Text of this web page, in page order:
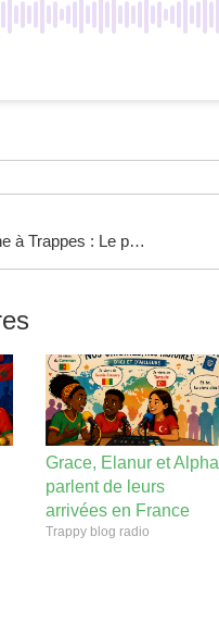
De la Bretagne à Trappes : Le parcours de Camille Couffignac, professeure documentaliste au lycée de la Plaine de Neauphle
Grace, Elanur et Alpha
parlent de leurs
arrivées en France
Trappy blog radio